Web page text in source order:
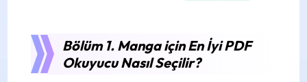
Bölüm 1. Manga için En İyi PDF
Okuyucu Nasıl Seçilir?